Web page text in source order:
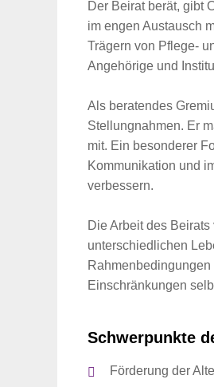
Der Beirat berät, gibt
im engen Austausch
Trägern von Pflege-
Angehörige und
Als beratendes
Stellungnahmen. Er
mit. Ein besonderer
Kommunikation und
verbessern.
Die Arbeit des
unterschiedlichen
Einschränkungen
Schwerpunkte
Förderung der